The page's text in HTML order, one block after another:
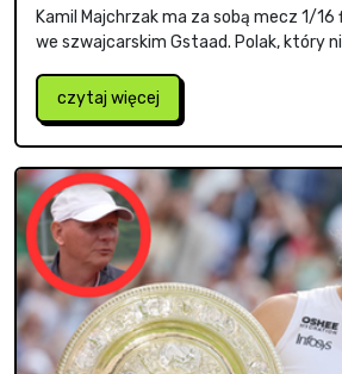
Kamil Majchrzak ma za sobą mecz 1/16
we szwajcarskim Gstaad. Polak, który
czytaj więcej